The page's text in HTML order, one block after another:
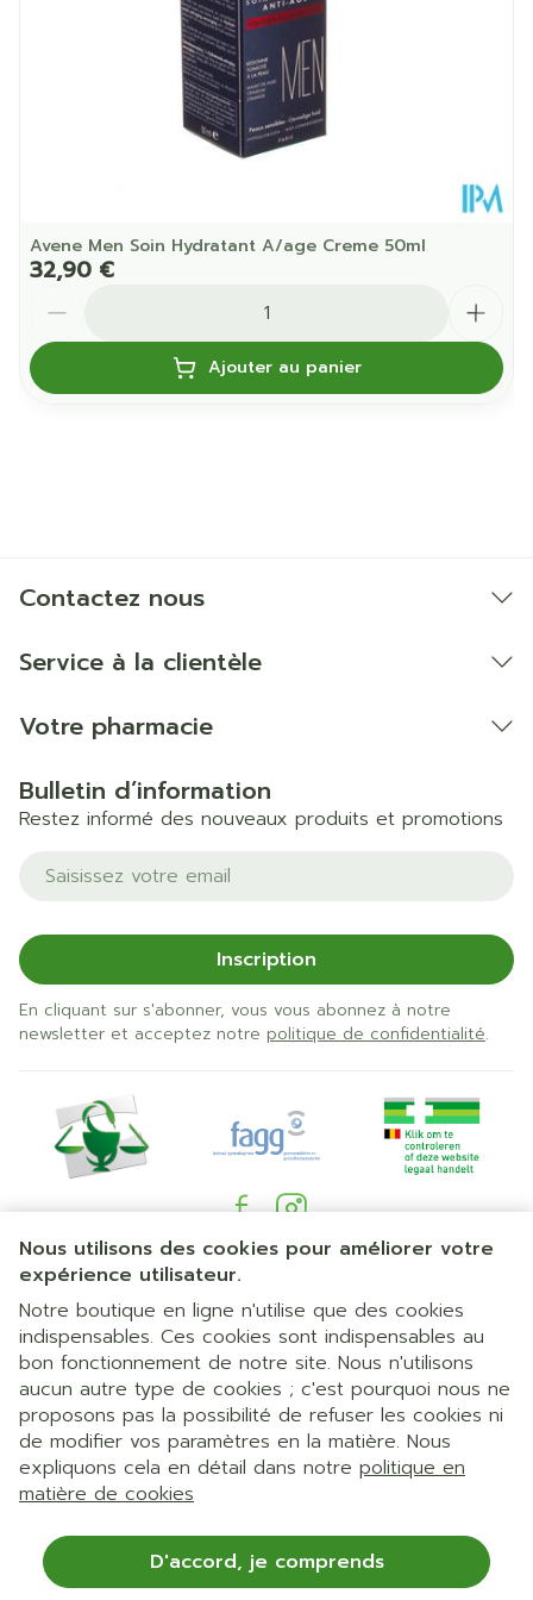
Nous utilisons des cookies pour améliorer votre
expérience utilisateur.
Notre boutique en ligne n'utilise que des cookies
indispensables. Ces cookies sont indispensables au
bon fonctionnement de notre site. Nous n'utilisons
aucun autre type de cookies ; c'est pourquoi nous ne
proposons pas la possibilité de refuser les cookies ni
de modifier vos paramètres en la matière. Nous
expliquons cela en détail dans notre politique en
matière de cookies
D'accord, je comprends
25°C)
Avene Men Soin Hydratant A/age Creme 50ml
32,90 €
Ajouter au panier
Contactez nous
Service à la clientèle
Votre pharmacie
Bulletin d’information
Restez informé des nouveaux produits et promotions
Adresse mail
Inscription
En cliquant sur s'abonner, vous vous abonnez à notre
newsletter et acceptez notre politique de confidentialité.
Liens légaux